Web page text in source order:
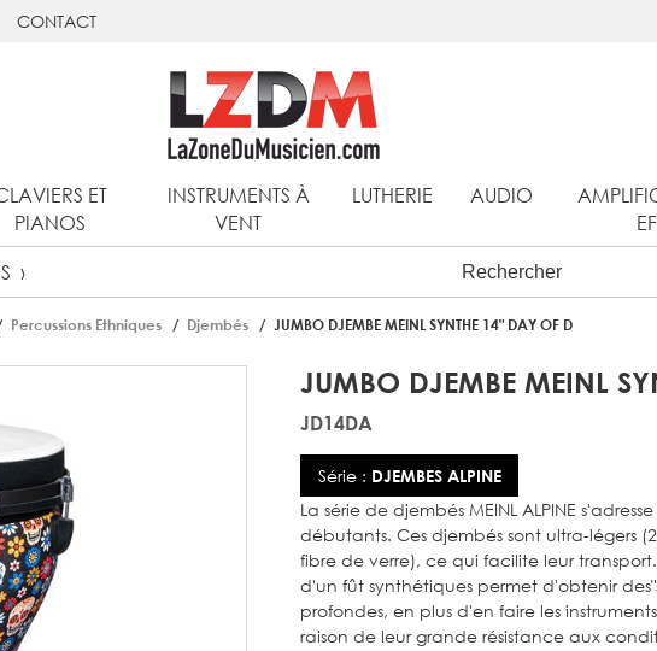
CONTACT
ET
PIANOS
INSTRUMENTS À
VENT
LUTHERIE AUDIO
Percussions Ethniques Djembés JUMBO DJEMBE MEINL SYNTHE 14" DAY OF D
JUMBO DJEMBE MEINL
JD14DA
Série : DJEMBES ALPINE
La série de djembés MEINL ALPINE
débutants. Ces djembés sont ultra-légers
fibre de verre), ce qui facilite leur
d'un fût synthétiques permet d'obtenir
profondes, en plus d'en faire les
raison de leur grande résistance aux